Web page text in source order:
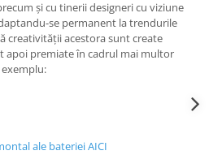
şi cu tinerii designeri cu viziune
se permanent la trendurile
creativităţii acestora sunt create
apoi premiate în cadrul mai multor
ale bateriei AICI